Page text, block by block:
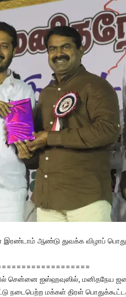
இரண்டாம் ஆண்டு துவக்க விழாப்
சென்னை ஐஸ்ஹவுஸில், மனிதநேய
நடைபெற்ற மக்கள் திரள்